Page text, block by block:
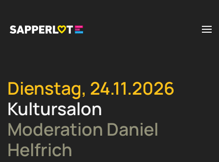
Zum Hauptinhalt springen
Dienstag, 24.11.2026
Kultursalon
Moderation Daniel
Helfrich